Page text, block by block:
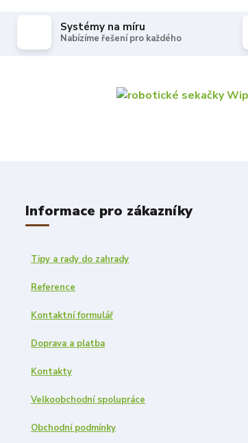
Systémy na míru
Nabízíme řešení pro každého
Informace pro zákazníky
Tipy a rady do zahrady
Reference
Kontaktní formulář
Doprava a platba
Kontakty
Velkoobchodní spolupráce
Obchodní podmínky